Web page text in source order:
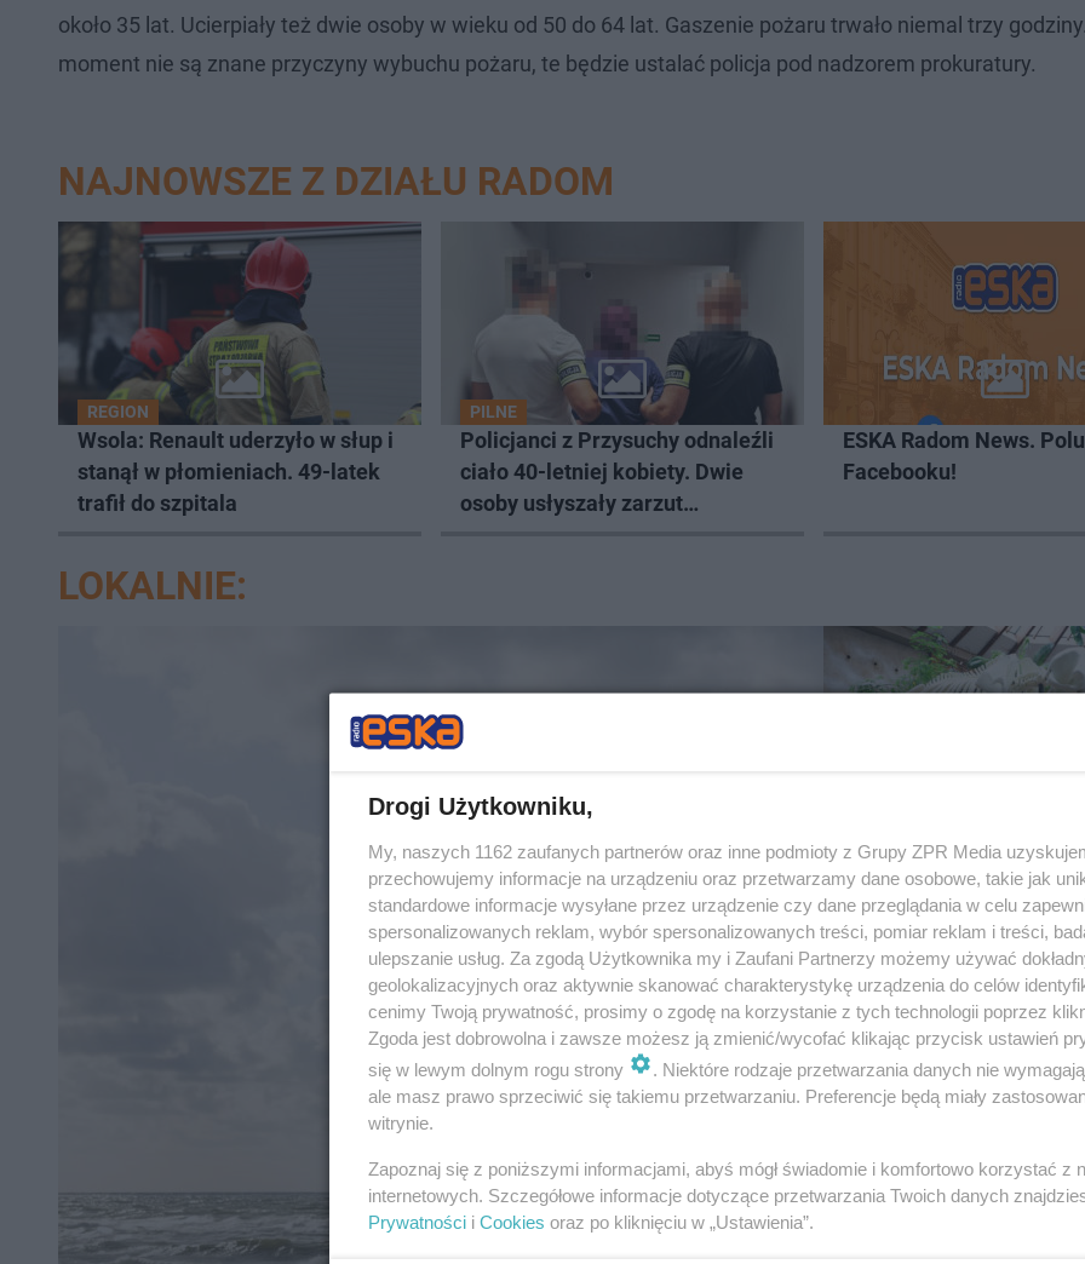
około 35 lat. Ucierpiały też dwie osoby w wieku od 50 do 64 lat. Gaszenie pożaru trwało niemal trzy
moment nie są znane przyczyny wybuchu pożaru, te będzie ustalać policja pod nadzorem prokuratury.
NAJNOWSZE Z DZIAŁU RADOM
REGION
Wsola: Renault uderzyło w słup i
stanął w płomieniach. 49-latek
trafił do szpitala
PILNE
Policjanci z Przysuchy odnaleźli
ciało 40-letniej kobiety. Dwie
osoby usłyszały zarzut
ESKA Radom News.
Facebooku!
LOKALNIE:
Erna symbolicznie
swojego stada.
słonicy wydrukowano
Drogi Użytkowniku,
My, naszych 1162 zaufanych partnerów oraz inne podmioty z Grupy ZPR Media
przechowujemy informacje na urządzeniu oraz przetwarzamy dane osobowe, takie jak
standardowe informacje wysyłane przez urządzenie czy dane przeglądania w celu
spersonalizowanych reklam, wybór spersonalizowanych treści, pomiar reklam i treści,
ulepszanie usług. Za zgodą Użytkownika my i Zaufani Partnerzy możemy używać
geolokalizacyjnych oraz aktywnie skanować charakterystykę urządzenia do celów
cenimy Twoją prywatność, prosimy o zgodę na korzystanie z tych technologii poprzez
Zgoda jest dobrowolna i zawsze możesz ją zmienić/wycofać klikając przycisk ustawień
się w lewym dolnym rogu strony
. Niektóre rodzaje przetwarzania danych nie
ale masz prawo sprzeciwić się takiemu przetwarzaniu. Preferencje będą miały
witrynie.
Zapoznaj się z poniższymi informacjami, abyś mógł świadomie i komfortowo korzystać z
internetowych. Szczegółowe informacje dotyczące przetwarzania Twoich danych
Prywatności i Cookies oraz po kliknięciu w „Ustawienia”.